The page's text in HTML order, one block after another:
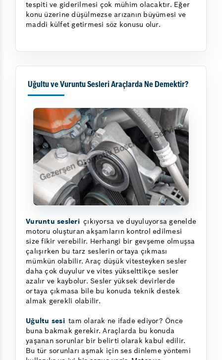
tespiti ve giderilmesi çok mühim olacaktır. Eğer
konu üzerine düşülmezse arızanın büyümesi ve
maddi külfet getirmesi söz konusu olur.
Uğultu ve Vuruntu Sesleri Araçlarda Ne Demektir?
Vuruntu sesleri çıkıyorsa ve duyuluyorsa genelde
motoru oluşturan akşamların kontrol edilmesi
size fikir verebilir. Herhangi bir gevşeme olmuşsa
çalışırken bu tarz seslerin ortaya çıkması
mümkün olabilir. Araç düşük vitesteyken sesler
daha çok duyulur ve vites yükselttikçe sesler
azalır ve kaybolur. Sesler yüksek devirlerde
ortaya çıkmasa bile bu konuda teknik destek
almak gerekli olabilir.
Uğultu sesi tam olarak ne ifade ediyor? Önce
buna bakmak gerekir. Araçlarda bu konuda
yaşanan sorunlar bir belirti olarak kabul edilir.
Bu tür sorunları aşmak için ses dinleme yöntemi